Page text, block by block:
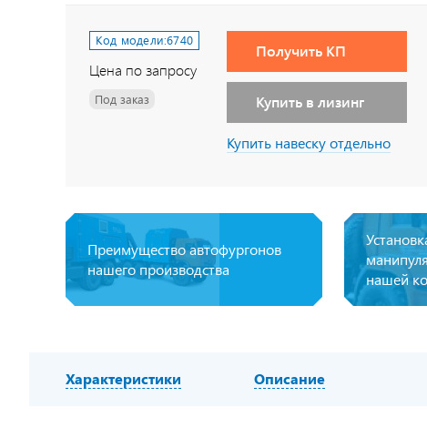
Код модели:6740
Цена по запросу
Под заказ
Получить КП
Купить в лизинг
Купить навеску отдельно
Преимущество автофургонов
нашего производства
нашей
Характеристики Описание